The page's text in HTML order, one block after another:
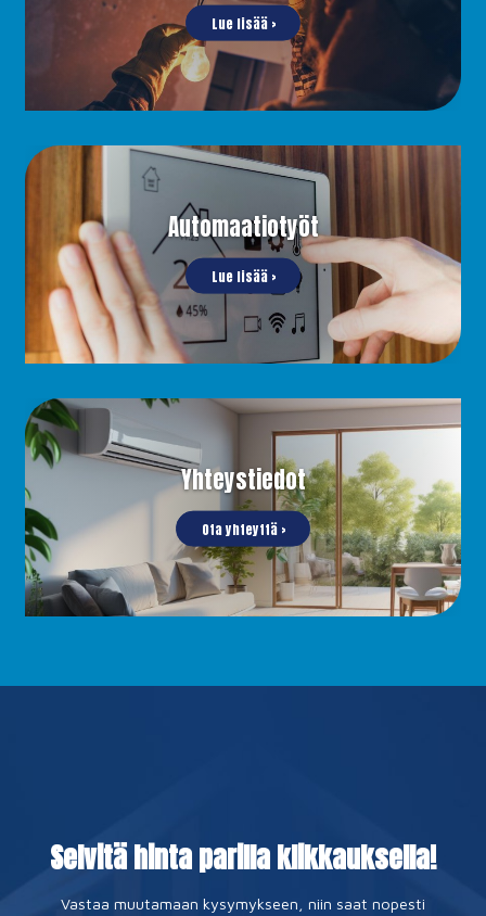
Lue lisää ›
Automaatiotyöt
Lue lisää ›
Yhteystiedot
Ota yhteyttä ›